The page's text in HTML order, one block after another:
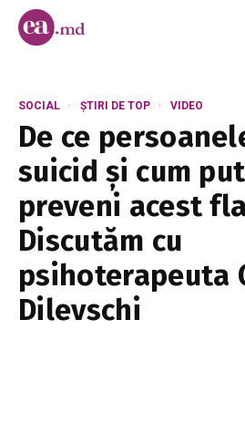
SOCIAL ȘTIRI DE TOP VIDEO
De ce
suicid și cum
preveni acest
Discutăm cu
psihoterapeuta
Dilevschi